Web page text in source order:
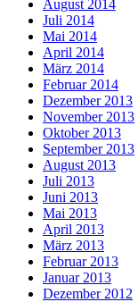
August 2014
Juli 2014
Mai 2014
April 2014
März 2014
Februar 2014
Dezember 2013
November 2013
Oktober 2013
September 2013
August 2013
Juli 2013
Juni 2013
Mai 2013
April 2013
März 2013
Februar 2013
Januar 2013
Dezember 2012